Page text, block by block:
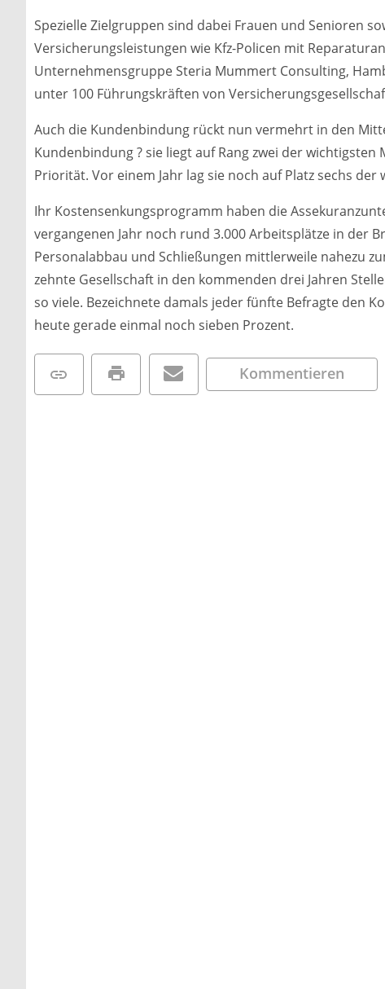
Spezielle Zielgruppen sind dabei Frauen und Senioren
Versicherungsleistungen wie Kfz-Policen mit
Unternehmensgruppe Steria Mummert Consulting,
unter 100 Führungskräften von
Auch die Kundenbindung rückt nun vermehrt in den
Kundenbindung ? sie liegt auf Rang zwei der
Priorität. Vor einem Jahr lag sie noch auf Platz sechs
Ihr Kostensenkungsprogramm haben die
vergangenen Jahr noch rund 3.000 Arbeitsplätze in der
Personalabbau und Schließungen mittlerweile nahezu
zehnte Gesellschaft in den kommenden drei Jahren
so viele. Bezeichnete damals jeder fünfte Befragte den
heute gerade einmal noch sieben Prozent.
Kommentieren